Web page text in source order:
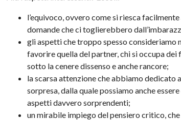
l’equivoco, ovvero come si riesca
domande che ci toglierebbero
gli aspetti che troppo spesso consideriamo
favorire quella del partner, chi si occupa
sotto la cenere dissenso e anche rancore;
la scarsa attenzione che abbiamo dedicato
sorpresa, dalla quale possiamo anche
aspetti davvero sorprendenti;
un mirabile impiego del pensiero critico,